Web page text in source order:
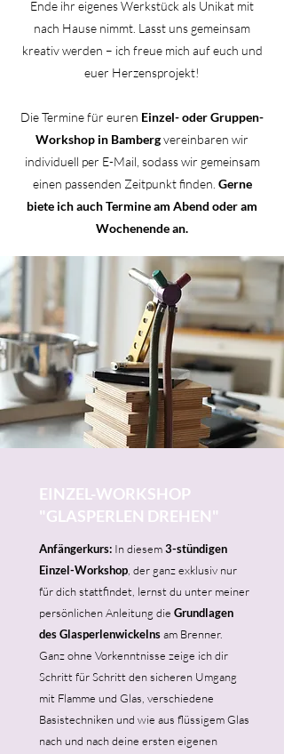
Ende ihr eigenes Werkstück als Unikat mit
nach Hause nimmt. Lasst uns gemeinsam
kreativ werden – ich freue mich auf euch und
euer Herzensprojekt!
Die Termine für euren Einzel- oder Gruppen-
Workshop in Bambergvereinbaren wir
individuell per E-Mail, sodass wir gemeinsam
einen passenden Zeitpunkt finden. Gerne
biete ich auch Termine am Abend oder am
Wochenende an.
EINZEL-WORKSHOP
"GLASPERLEN DREHEN"
Anfängerkurs: In diesem3-stündigen
Einzel-Workshop, der ganz exklusiv nur
für dich stattfindet, lernst du unter meiner
persönlichen Anleitung die Grundlagen
des Glasperlenwickelnsam Brenner.
Ganz ohne Vorkenntnisse zeige ich dir
Schritt für Schritt den sicheren Umgang
mit Flamme und Glas, verschiedene
Basistechniken und wie aus flüssigem Glas
nach und nach deine ersten eigenen